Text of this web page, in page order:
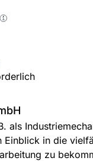
als
Einblick in die
zu